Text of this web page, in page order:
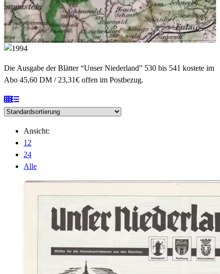
Die Ausgabe der Blätter “Unser Niederland” 530 bis 541 kostete im
Abo 45,60 DM / 23,31€ offen im Postbezug.
Ansicht:
12
24
Alle